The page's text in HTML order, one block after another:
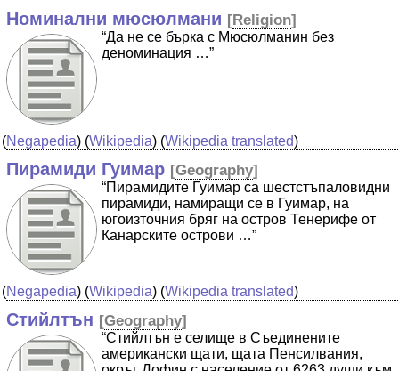
Номинални мюсюлмани [Religion]
“Да не се бърка с Мюсюлманин без
деноминация …”
(Negapedia) (Wikipedia) (Wikipedia translated)
Пирамиди Гуимар [Geography]
“Пирамидите Гуимар са шестстъпаловидни
пирамиди, намиращи се в Гуимар, на
югоизточния бряг на остров Тенерифе от
Канарските острови …”
(Negapedia) (Wikipedia) (Wikipedia translated)
Стийлтън [Geography]
“Стийлтън е селище в Съединените
американски щати, щата Пенсилвания,